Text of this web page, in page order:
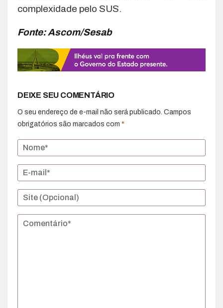
complexidade pelo SUS.
Fonte: Ascom/Sesab
DEIXE SEU COMENTÁRIO
O seu endereço de e-mail não será publicado. Campos
obrigatórios são marcados com *